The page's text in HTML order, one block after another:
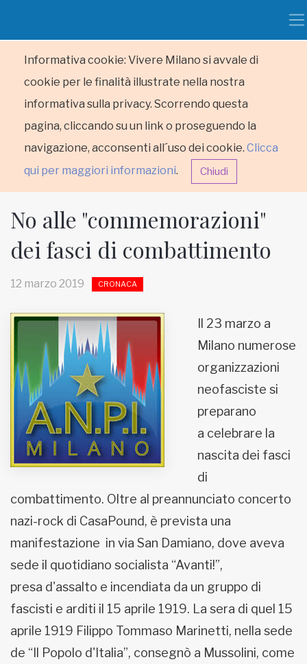
Informativa cookie: Vivere Milano si avvale di
cookie per le finalità illustrate nella nostra
informativa sulla privacy. Scorrendo questa
pagina, cliccando su un link o proseguendo la
navigazione, acconsenti all´uso dei cookie. Clicca
qui per maggiori informazioni. Chiudi
HOME
Inviateci le vostre segnalazioni
Iscriviti alla newsletter
www.viveremilano.info
EDB edizioni - Via Brivio angolo C.
Imbonati, 89 20159 Milano (Italia)
Informativa sulla privacy
No alle "commemorazioni"
dei fasci di combattimento
12 marzo 2019 CRONACA
Il 23 marzo a
Milano numerose
organizzazioni
neofasciste si
preparano
a celebrare la
nascita dei fasci
di
combattimento. Oltre al preannunciato concerto
nazi-rock di CasaPound, è prevista una
manifestazione in via San Damiano, dove aveva
sede il quotidiano socialista “Avanti!”,
presa d'assalto e incendiata da un gruppo di
fascisti e arditi il 15 aprile 1919. La sera di quel 15
aprile 1919 Filippo Tommaso Marinetti, nella sede
de “Il Popolo d'Italia”, consegnò a Mussolini, come